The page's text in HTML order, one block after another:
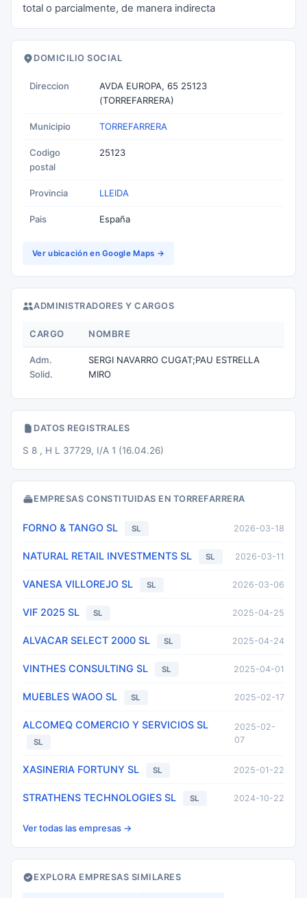
total o parcialmente, de manera indirecta
DOMICILIO SOCIAL
Direccion
AVDA EUROPA, 65 25123
(TORREFARRERA)
Municipio TORREFARRERA
Codigo
postal
25123
Provincia LLEIDA
Pais España
Ver ubicación en Google Maps →
ADMINISTRADORES Y CARGOS
CARGO NOMBRE
Adm.
Solid.
SERGI NAVARRO CUGAT;PAU ESTRELLA
MIRO
DATOS REGISTRALES
S 8 , H L 37729, I/A 1 (16.04.26)
EMPRESAS CONSTITUIDAS EN TORREFARRERA
FORNO & TANGO SL SL 2026-03-18
NATURAL RETAIL INVESTMENTS SL SL 2026-03-11
VANESA VILLOREJO SL SL 2026-03-06
VIF 2025 SL SL 2025-04-25
ALVACAR SELECT 2000 SL SL 2025-04-24
VINTHES CONSULTING SL SL 2025-04-01
MUEBLES WAOO SL SL 2025-02-17
ALCOMEQ COMERCIO Y SERVICIOS SL
SL
2025-02-
07
XASINERIA FORTUNY SL SL 2025-01-22
STRATHENS TECHNOLOGIES SL SL 2024-10-22
Ver todas las empresas →
EXPLORA EMPRESAS SIMILARES